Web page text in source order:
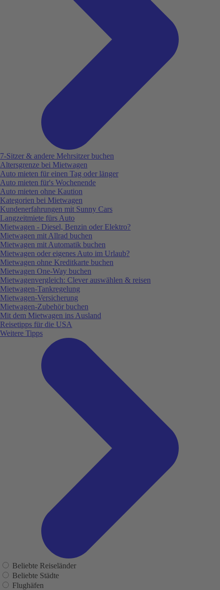
7-Sitzer & andere Mehrsitzer buchen
Altersgrenze bei Mietwagen
Auto mieten für einen Tag oder länger
Auto mieten für's Wochenende
Auto mieten ohne Kaution
Kategorien bei Mietwagen
Kundenerfahrungen mit Sunny Cars
Langzeitmiete fürs Auto
Mietwagen - Diesel, Benzin oder Elektro?
Mietwagen mit Allrad buchen
Mietwagen mit Automatik buchen
Mietwagen oder eigenes Auto im Urlaub?
Mietwagen ohne Kreditkarte buchen
Mietwagen One-Way buchen
Mietwagenvergleich: Clever auswählen & reisen
Mietwagen-Tankregelung
Mietwagen-Versicherung
Mietwagen-Zubehör buchen
Mit dem Mietwagen ins Ausland
Reisetipps für die USA
Weitere Tipps
Beliebte Reiseländer
Beliebte Städte
Flughäfen